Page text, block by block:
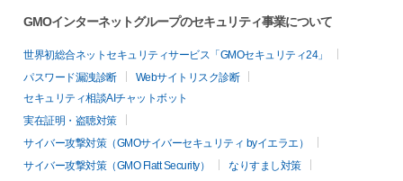
GMOインターネットグループのセキュリティ事業について
世界初総合ネットセキュリティサービス「GMOセキュリティ24」
パスワード漏洩診断
Webサイトリスク診断
セキュリティ相談AIチャットボット
実在証明・盗聴対策
サイバー攻撃対策（GMOサイバーセキュリティ byイエラエ）
サイバー攻撃対策（GMO Flatt Security）
なりすまし対策